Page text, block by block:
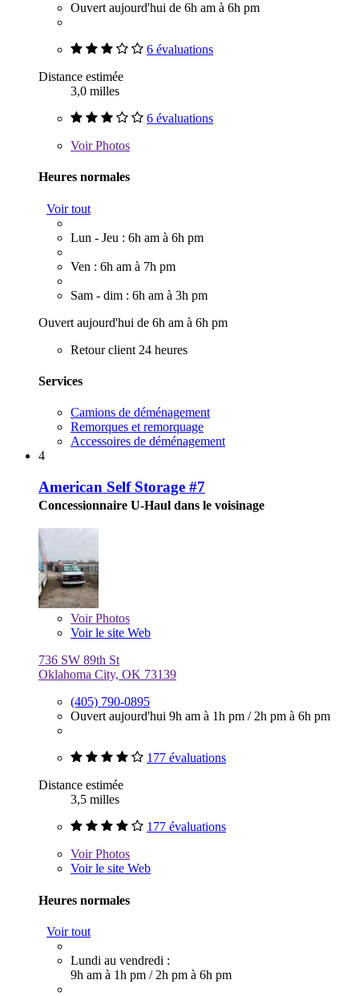
Ouvert aujourd'hui de 6h am à 6h pm
6 évaluations
Distance estimée
3,0 milles
6 évaluations
VoirPhotos
Heures normales
Voir tout
Lun - Jeu : 6h am à 6h pm
Ven : 6h am à 7h pm
Sam - dim : 6h am à 3h pm
Ouvert aujourd'hui de 6h am à 6h pm
Retour client 24 heures
Services
Camions de déménagement
Remorques et remorquage
Accessoires de déménagement
4
American Self Storage #7
Concessionnaire U-Haul dans le voisinage
VoirPhotos
Voir le site Web
736 SW 89th St
Oklahoma City, OK 73139
(405) 790-0895
Ouvert aujourd'hui 9h am à 1h pm /2h pm à 6h pm
177 évaluations
Distance estimée
3,5 milles
177 évaluations
VoirPhotos
Voir le site Web
Heures normales
Voir tout
Lundi au vendredi :
9h am à 1h pm / 2h pm à 6h pm